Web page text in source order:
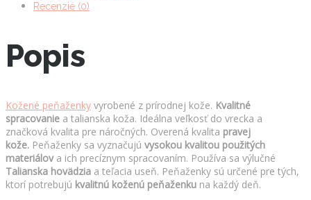
Recenzie (0)
Popis
Kožené peňaženky vyrobené z prírodnej kože. Kvalitné
spracovanie a talianska koža. Ideálna veľkosť do vrecka a
značková kvalita pre náročných. Overená kvalita pravej
kože. Peňaženky sa vyznačujú vysokou kvalitou použitých
materiálova ich precíznym spracovaním. Používa sa výlučné
Talianska hovädzia a teľacia useň. Peňaženky sú určené pre tých,
ktorí potrebujú kvalitnú koženú peňaženku na každý deň.